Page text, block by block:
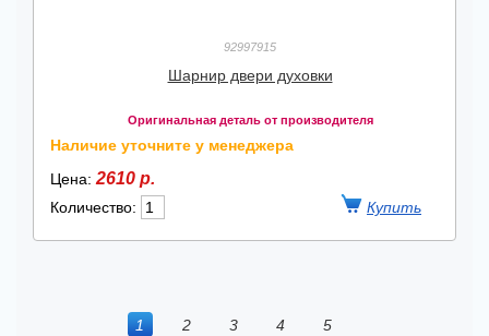
92997915
Шарнир двери духовки
Оригинальная деталь от производителя
Наличие уточните у менеджера
Цена: 2610 р.
Количество:
1 2 3 4 5